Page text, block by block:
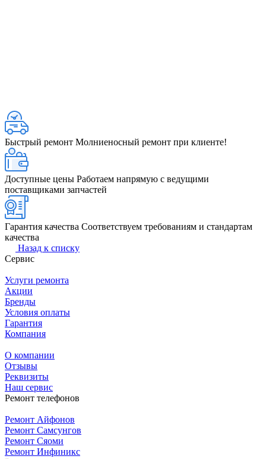
Быстрый ремонт Молниеносный ремонт при клиенте!
Доступные цены Работаем напрямую с ведущими
поставщиками запчастей
Гарантия качества Соответствуем требованиям и стандартам
качества
Назад к списку
Сервис
Услуги ремонта
Акции
Бренды
Условия оплаты
Гарантия
Компания
О компании
Отзывы
Реквизиты
Наш сервис
Ремонт телефонов
Ремонт Айфонов
Ремонт Самсунгов
Ремонт Сяоми
Ремонт Инфиникс